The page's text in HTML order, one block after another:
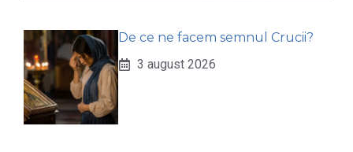
De ce ne facem semnul Crucii?
3 august 2026